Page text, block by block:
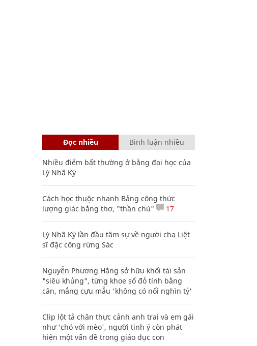
Đọc nhiều Bình luận nhiều
Nhiều điểm bất thường ở bằng đại học của
Lý Nhã Kỳ
Cách học thuộc nhanh Bảng công thức
lượng giác bằng thơ, "thần chú"
17
Lý Nhã Kỳ lần đầu tâm sự về người cha Liệt
sĩ đặc công rừng Sác
Nguyễn Phương Hằng sở hữu khối tài sản
"siêu khủng", từng khoe sổ đỏ tính bằng
cân, mắng cựu mẫu 'không có nổi nghìn tỷ'
Clip lột tả chân thực cảnh anh trai và em gái
như 'chó với mèo', người tinh ý còn phát
hiện một vấn đề trong giáo dục con